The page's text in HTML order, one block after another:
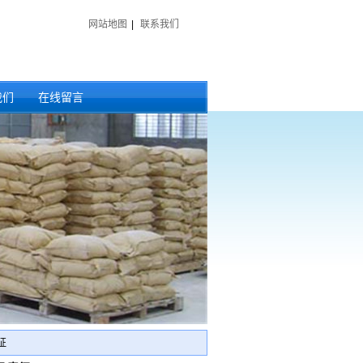
网站地图 联系我们
们 在线留言